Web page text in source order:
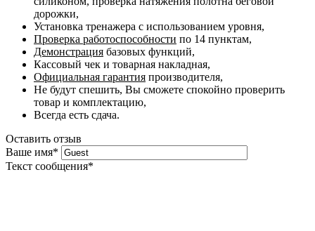
дорожки,
Установка тренажера с использованием уровня,
Проверка работоспособности по 14 пунктам,
Демонстрация базовых функций,
Кассовый чек и товарная накладная,
Официальная гарантия производителя,
Не будут спешить, Вы сможете спокойно проверить
товар и комплектацию,
Всегда есть сдача.
Оставить отзыв
Ваше имя*
Текст сообщения*